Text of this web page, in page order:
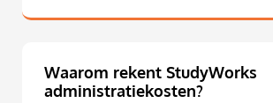
Waarom rekent StudyWorks
administratiekosten?